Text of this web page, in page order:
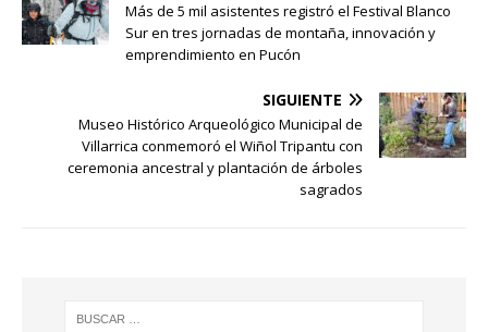
Más de 5 mil asistentes registró el Festival Blanco
Sur en tres jornadas de montaña, innovación y
emprendimiento en Pucón
SIGUIENTE
Museo Histórico Arqueológico Municipal de
Villarrica conmemoró el Wiñol Tripantu con
ceremonia ancestral y plantación de árboles
sagrados